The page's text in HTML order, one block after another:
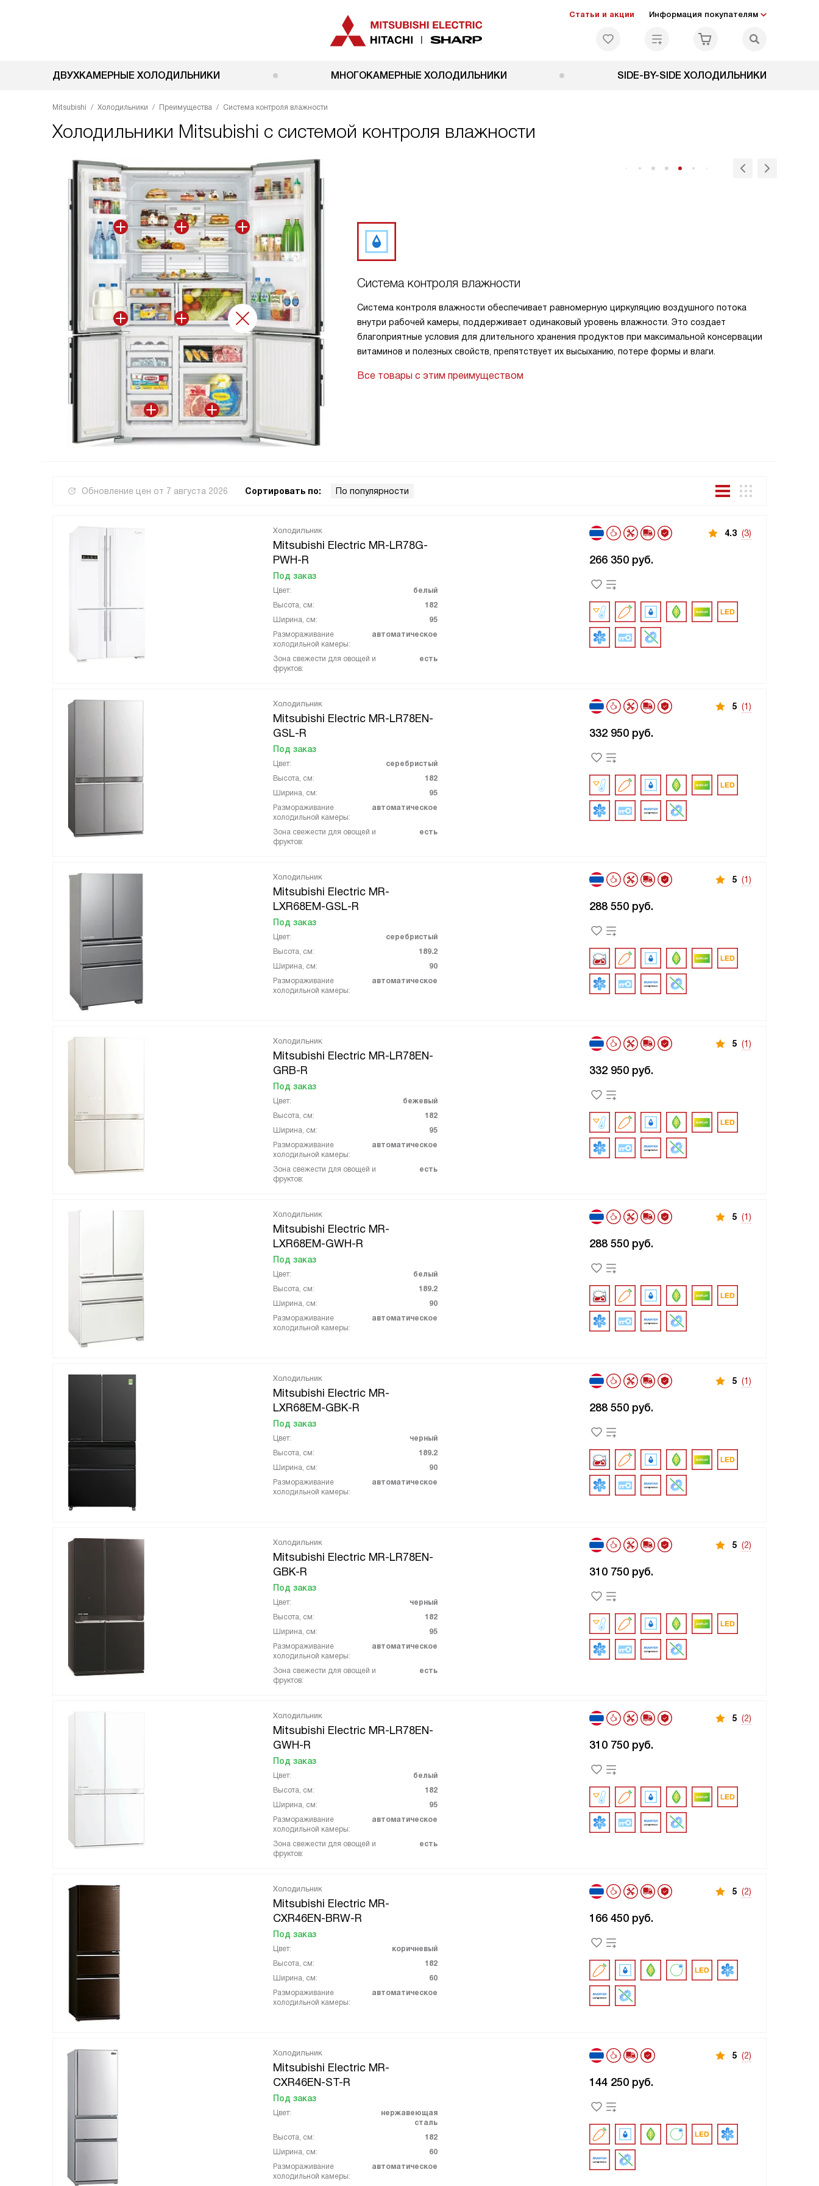
Статьи и акции Информация покупателям
ДВУХКАМЕРНЫЕ ХОЛОДИЛЬНИКИ МНОГОКАМЕРНЫЕ ХОЛОДИЛЬНИКИ SIDE-BY-SIDE ХОЛОДИЛЬНИКИ
Mitsubishi Холодильники Преимущества Система контроля влажности
Холодильники Mitsubishi с системой контроля влажности
по сравнению с обычным не работает постоянно на максимальной
подбирается, исходя из текущих условий. Например, если в отделениях
заданная температура, инвертор работает на малых оборотах, но при
количества тёплых продуктов мощность повышается.
этим преимуществом
Система контроля влажности
Система контроля влажности обеспечивает равномерную циркуляцию воздушного потока
внутри рабочей камеры, поддерживает одинаковый уровень влажности. Это создает
благоприятные условия для длительного хранения продуктов при максимальной консервации
витаминов и полезных свойств, препятствует их высыханию, потере формы и влаги.
Все товары с этим преимуществом
Обновление цен от 7 августа 2026 Сортировать по: По популярности
Холодильник
Mitsubishi Electric MR-LR78G-
PWH-R
Под заказ
Цвет:
белый
Высота, см:
182
Ширина, см:
95
Размораживание
холодильной камеры:
автоматическое
Зона свежести для овощей и
фруктов:
есть
4.3 (3)
266 350 руб.
Холодильник
Mitsubishi Electric MR-LR78EN-
GSL-R
Под заказ
Цвет:
серебристый
Высота, см:
182
Ширина, см:
95
Размораживание
холодильной камеры:
автоматическое
Зона свежести для овощей и
фруктов:
есть
5 (1)
332 950 руб.
Холодильник
Mitsubishi Electric MR-
LXR68EM-GSL-R
Под заказ
Цвет:
серебристый
Высота, см:
189.2
Ширина, см:
90
Размораживание
холодильной камеры:
автоматическое
5 (1)
288 550 руб.
Холодильник
Mitsubishi Electric MR-LR78EN-
GRB-R
Под заказ
Цвет:
бежевый
Высота, см:
182
Ширина, см:
95
Размораживание
холодильной камеры:
автоматическое
Зона свежести для овощей и
фруктов:
есть
5 (1)
332 950 руб.
Холодильник
Mitsubishi Electric MR-
LXR68EM-GWH-R
Под заказ
Цвет:
белый
Высота, см:
189.2
Ширина, см:
90
Размораживание
холодильной камеры:
автоматическое
5 (1)
288 550 руб.
Холодильник
Mitsubishi Electric MR-
LXR68EM-GBK-R
Под заказ
Цвет:
черный
Высота, см:
189.2
Ширина, см:
90
Размораживание
холодильной камеры:
автоматическое
5 (1)
288 550 руб.
Холодильник
Mitsubishi Electric MR-LR78EN-
GBK-R
Под заказ
Цвет:
черный
Высота, см:
182
Ширина, см:
95
Размораживание
холодильной камеры:
автоматическое
Зона свежести для овощей и
фруктов:
есть
5 (2)
310 750 руб.
Холодильник
Mitsubishi Electric MR-LR78EN-
GWH-R
Под заказ
Цвет:
белый
Высота, см:
182
Ширина, см:
95
Размораживание
холодильной камеры:
автоматическое
Зона свежести для овощей и
фруктов:
есть
5 (2)
310 750 руб.
Холодильник
Mitsubishi Electric MR-
CXR46EN-BRW-R
Под заказ
Цвет:
коричневый
Высота, см:
182
Ширина, см:
60
Размораживание
холодильной камеры:
автоматическое
5 (2)
166 450 руб.
Холодильник
Mitsubishi Electric MR-
CXR46EN-ST-R
Под заказ
Цвет:
нержавеющая
сталь
Высота, см:
182
Ширина, см:
60
Размораживание
холодильной камеры:
автоматическое
5 (2)
144 250 руб.